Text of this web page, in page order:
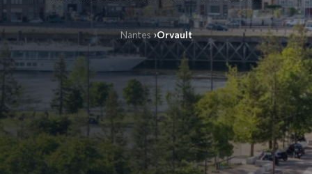
Nantes ›Orvault